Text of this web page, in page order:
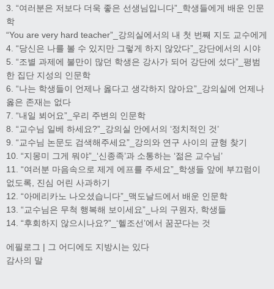
3. “여러분은 저보다 더욱 좋은 선생님입니다”_학생들에게 배운 인문
학
“You are very hard teacher”_강의실에서의 내 첫 번째 지도 교수에게
4. “당신은 나를 볼 수 있지만 그렇게 하지 않았다”_강단에서의 시야
5. “조별 과제에 불만이 많던 학생은 강사가 되어 강단에 섰다”_평범
한 집단 지성의 인문학
6. “나는 학생들이 언제나 옳다고 생각하지 않아요”_강의실에 언제나
옳은 존재는 없다
7. “내일 뵈어요”_우리 주변의 인문학
8. “교수님 일베 하세요?”_강의실 안에서의 ‘정치적인 것’
9. “교수님 논문도 검색해주세요”_강의와 연구 사이의 균형 찾기
10. “지몽미 그게 뭐야”_‘신종족’과 소통하는 ‘젊은 교수님’
11. “여러분 마음속으로 제게 에프를 주세요”_학생들 앞에 부끄럼이
없도록, 진심 어린 사과하기
12. “아메리카노 나오셨습니다”_맥도날드에서 배운 인문학
13. “교수님은 무척 행복해 보이세요”_나의 구원자, 학생들
14. “후회하지 않으시나요?”_‘헬조선’에서 꿈꾼다는 것
에필로그 | 그 어디에도 지방시는 있다
감사의 말